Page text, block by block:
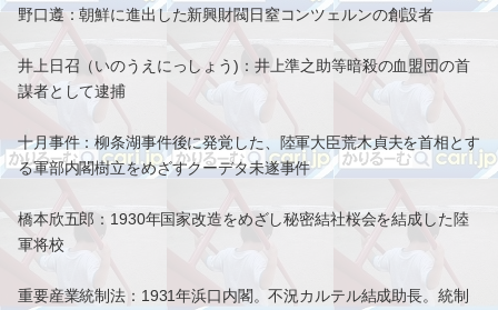
野口遵：朝鮮に進出した新興財閥日窒コンツェルンの創設者
井上日召（いのうえにっしょう)：井上準之助等暗殺の血盟団の首
謀者として逮捕
十月事件：柳条湖事件後に発覚した、陸軍大臣荒木貞夫を首相とす
る軍部内閣樹立をめざすクーデタ未遂事件
橋本欣五郎：1930年国家改造をめざし秘密結社桜会を結成した陸
軍将校
重要産業統制法：1931年浜口内閣。不況カルテル結成助長。統制